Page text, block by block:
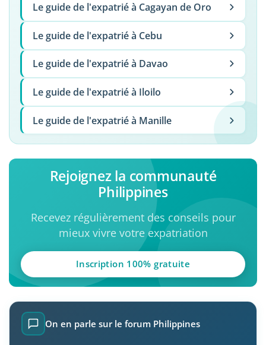
Le guide de l'expatrié à Cagayan de Oro
Le guide de l'expatrié à Cebu
Le guide de l'expatrié à Davao
Le guide de l'expatrié à Iloilo
Le guide de l'expatrié à Manille
Rejoignez la communauté
Philippines
Recevez régulièrement des conseils pour
mieux vivre votre expatriation
Inscription 100% gratuite
On en parle sur le forum Philippines